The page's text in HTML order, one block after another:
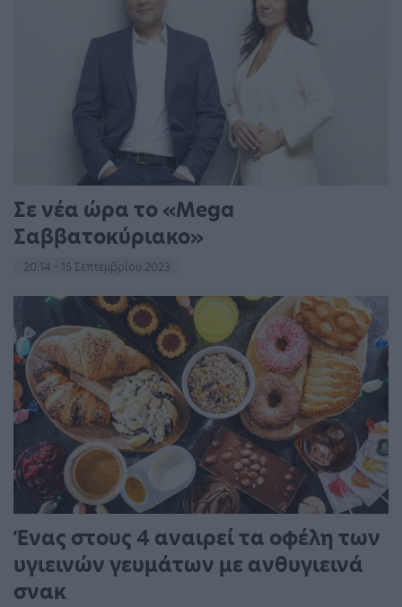
Σε νέα ώρα το «Mega
Σαββατοκύριακο»
20:14 - 15 Σεπτεμβρίου 2023
Ένας στους 4 αναιρεί τα οφέλη των
υγιεινών γευμάτων με ανθυγιεινά
σνακ